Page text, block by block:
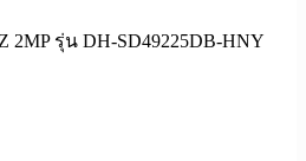
2MP รุ่น DH-SD49225DB-HNY